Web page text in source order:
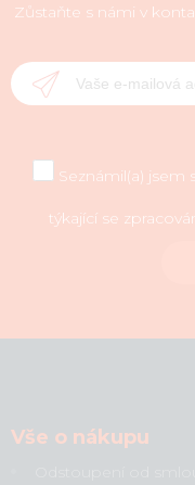
Zůstaňte s námi v
Seznámil(a) jsem
týkající se
Vše o nákupu